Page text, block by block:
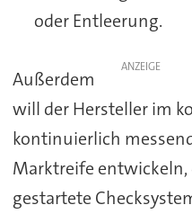
oder Entleerung.
ANZEIGE
Außerdem
will der Hersteller im
kontinuierlich
Marktreife entwickeln,
gestartete